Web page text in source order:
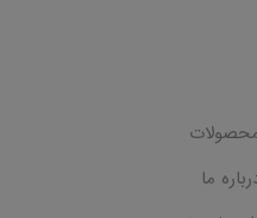
ما